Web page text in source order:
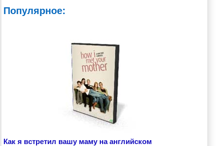
Популярное:
Как я встретил вашу маму на английском